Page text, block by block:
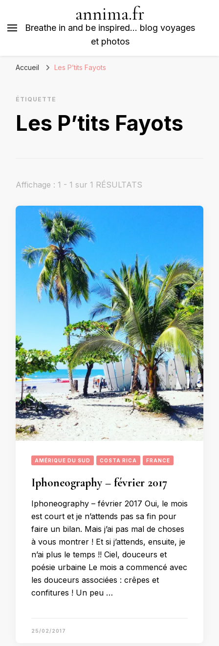
annima.fr
Breathe in and be inspired… blog voyages
et photos
Accueil Les P’tits Fayots
ÉTIQUETTE
Les P’tits Fayots
Affichage : 1 - 1 sur 1 RÉSULTATS
AMÉRIQUE DU SUD COSTA RICA FRANCE
Iphoneography – février 2017
Iphoneography – février 2017 Oui, le mois
est court et je n’attends pas sa fin pour
faire un bilan. Mais j’ai pas mal de choses
à vous montrer ! Et si j’attends, ensuite, je
n’ai plus le temps !! Ciel, douceurs et
poésie urbaine Le mois a commencé avec
les douceurs associées : crêpes et
confitures ! Un peu …
25/02/2017